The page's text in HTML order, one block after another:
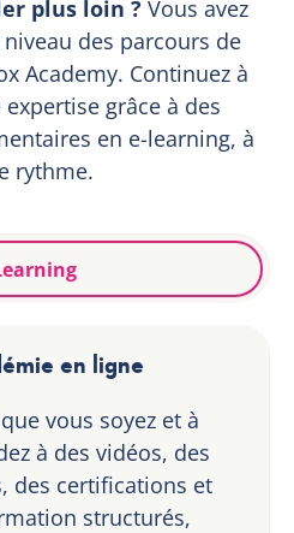
plus loin ? Vous avez
des parcours de
Academy. Continuez à
grâce à des
en e-learning, à
rythme.
en ligne
vous soyez et à
à des vidéos, des
des certifications et
structurés,